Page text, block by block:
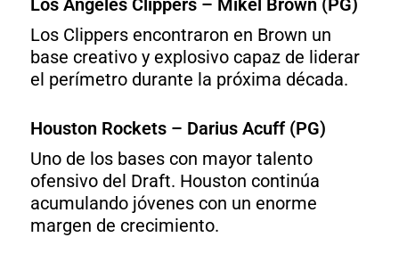
Los Angeles Clippers – Mikel Brown (PG)
Los Clippers encontraron en Brown un
base creativo y explosivo capaz de liderar
el perímetro durante la próxima década.
Houston Rockets – Darius Acuff (PG)
Uno de los bases con mayor talento
ofensivo del Draft. Houston continúa
acumulando jóvenes con un enorme
margen de crecimiento.